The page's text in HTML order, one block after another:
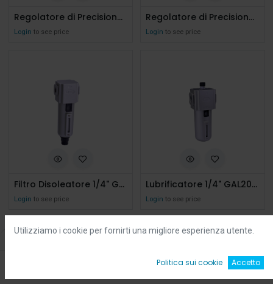
Default
Regolatore di Precisione 1/4" 0-4 Bar GPR300-08-M-G
Login to see price
Regolatore di Precisione 1/4" 0-8 Bar GPR300-08-H-G
Login to see price
Filtro Disoleatore 1/4" GPF20008DG
Login to see price
Lubrificatore 1/4" GAL20008G
Login to see price
Utilizziamo i cookie per fornirti una migliore esperienza utente.
Politica sui cookie Accetto